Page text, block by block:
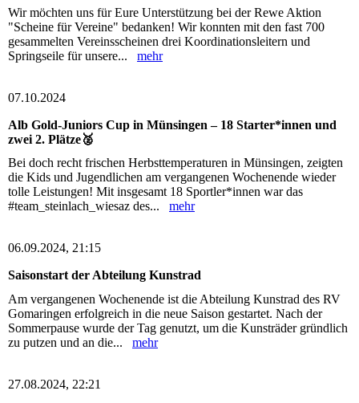
Wir möchten uns für Eure Unterstützung bei der Rewe Aktion
"Scheine für Vereine" bedanken! Wir konnten mit den fast 700
gesammelten Vereinsscheinen drei Koordinationsleitern und
Springseile für unsere... mehr
07.10.2024
Alb Gold-Juniors Cup in Münsingen – 18 Starter*innen und
zwei 2. Plätze🥈
Bei doch recht frischen Herbsttemperaturen in Münsingen, zeigten
die Kids und Jugendlichen am vergangenen Wochenende wieder
tolle Leistungen! Mit insgesamt 18 Sportler*innen war das
#team_steinlach_wiesaz des... mehr
06.09.2024, 21:15
Saisonstart der Abteilung Kunstrad
Am vergangenen Wochenende ist die Abteilung Kunstrad des RV
Gomaringen erfolgreich in die neue Saison gestartet. Nach der
Sommerpause wurde der Tag genutzt, um die Kunsträder gründlich
zu putzen und an die... mehr
27.08.2024, 22:21